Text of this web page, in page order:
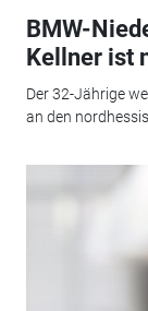
BMW-
Kellner ist
Der 32-Jährige
an den